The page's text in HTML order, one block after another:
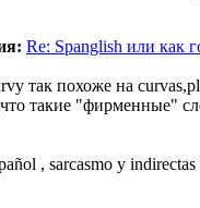
Re: Spanglish или как
так похоже на
такие "фирменные"
, sarcasmo y